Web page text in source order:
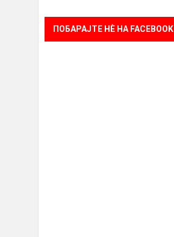
ПОБАРАЈТЕ НÈ НА FACEBOOK